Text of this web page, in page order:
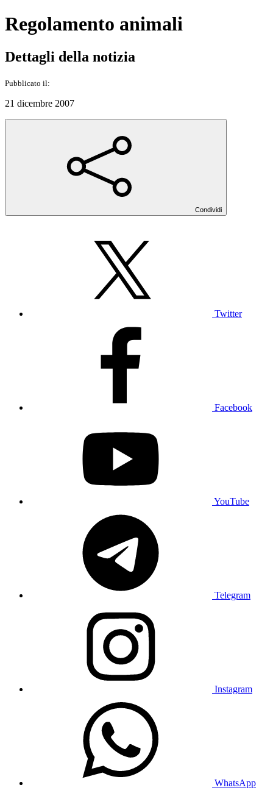
Regolamento animali
Dettagli della notizia
Pubblicato il:
21 dicembre 2007
Condividi
Twitter
Facebook
YouTube
Telegram
Instagram
WhatsApp